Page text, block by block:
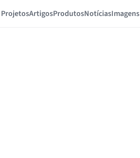
ProjetosArtigosProdutosNotíciasImagens